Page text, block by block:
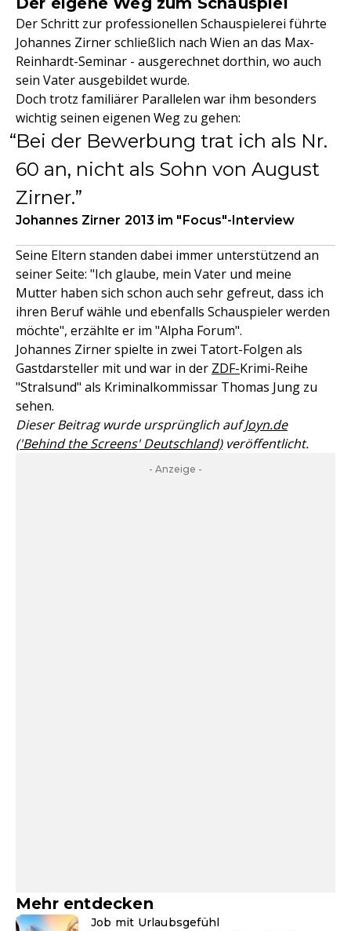
Der Schritt zur professionellen Schauspielerei führte
Johannes Zirner schließlich nach Wien an das Max-
Reinhardt-Seminar - ausgerechnet dorthin, wo auch
sein Vater ausgebildet wurde.
Doch trotz familiärer Parallelen war ihm besonders
wichtig seinen eigenen Weg zu gehen:
Bei der Bewerbung trat ich als Nr.
60 an, nicht als Sohn von August
Zirner.
Johannes Zirner 2013 im "Focus"-Interview
Seine Eltern standen dabei immer unterstützend an
seiner Seite: "Ich glaube, mein Vater und meine
Mutter haben sich schon auch sehr gefreut, dass ich
ihren Beruf wähle und ebenfalls Schauspieler werden
möchte", erzählte er im "Alpha Forum".
Johannes Zirner spielte in zwei Tatort-Folgen als
Gastdarsteller mit und war in der ZDF-Krimi-Reihe
"Stralsund" als Kriminalkommissar Thomas Jung zu
sehen.
Dieser Beitrag wurde ursprünglich aufJoyn.de
('Behind the Screens' Deutschland)veröffentlicht.
- Anzeige -
Mehr entdecken
Job mit Urlaubsgefühl